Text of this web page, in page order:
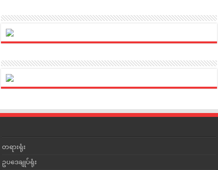
တရားရုံး
ဥပဒေချုပ်ရုံး